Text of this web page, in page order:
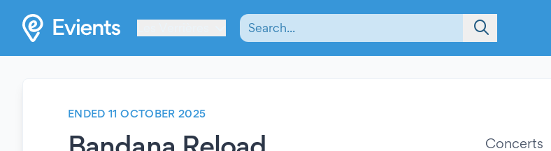
ENDED 11 OCTOBER 2025
Concerts